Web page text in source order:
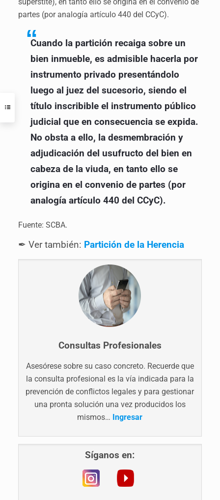
partes (por analogía artículo 440 del CCyC).
Cuando la partición recaiga sobre un
bien inmueble, es admisible hacerla por
instrumento privado presentándolo
luego al juez del sucesorio, siendo el
título inscribible el instrumento público
judicial que en consecuencia se expida.
No obsta a ello, la desmembración y
adjudicación del usufructo del bien en
cabeza de la viuda, en tanto ello se
origina en el convenio de partes (por
analogía artículo 440 del CCyC).
Fuente: SCBA.
✒ Ver también: Partición de la Herencia
Consultas Profesionales
Asesórese sobre su caso concreto. Recuerde que
la consulta profesional es la vía indicada para la
prevención de conflictos legales y para gestionar
una pronta solución una vez producidos los
mismos… Ingresar
Síganos en: